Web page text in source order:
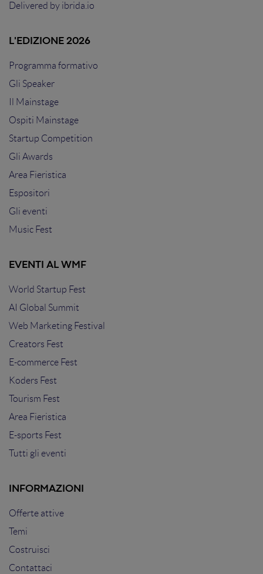
Delivered by ibrida.io
L'EDIZIONE 2026
Programma formativo
Gli Speaker
Il Mainstage
Ospiti Mainstage
Startup Competition
Gli Awards
Area Fieristica
Espositori
Gli eventi
Music Fest
EVENTI AL WMF
World Startup Fest
AI Global Summit
Web Marketing Festival
Creators Fest
E-commerce Fest
Koders Fest
Tourism Fest
Area Fieristica
E-sports Fest
Tutti gli eventi
INFORMAZIONI
Offerte attive
Temi
Costruisci
Contattaci